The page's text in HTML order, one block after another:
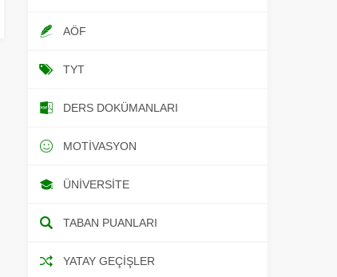
AÖF
TYT
DERS DOKÜMANLARI
MOTIVASYON
ÜNIVERSITE
TABAN PUANLARI
YATAY GEÇIŞLER